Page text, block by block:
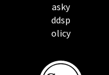
asky
ddsp
olicy